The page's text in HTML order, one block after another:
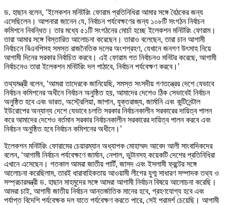
ড. হাছান বলেন, ‘ইলেকশন মনিটরিং ফোরাম প্রতিনিধিরা আমার সঙ্গে বৈঠকের জন্য
এসেছিলেন। আপনারা জানেন যে, নির্বাচন পর্যবেক্ষণের জন্য ১০৮টি সংগঠন নির্বাচন
কমিশনে নিবন্ধিত। তার মধ্যে ৫১টি সংগঠনের মোর্চা হচ্ছে ইলেকশন মনিটরিং ফোরাম।
তারা আমার সঙ্গে বিস্তারিত আলোচনা করেছেন। তারাও বলেছেন, তারা চান আগামী
নির্বাচনে বিএনপিসহ সমস্ত রাজনৈতিক দলের অংশগ্রহণ, যেখানে জনগণ উৎসাহ নিয়ে
আগামী দিনের সরকার নির্বাচিত করবে। এই ফোরাম গত নির্বাচনও মনিটর করেছে, আগামী
নির্বাচনেও তারা ইলেকশন মনিটরিং দল পাঠাবে, নির্বাচন পর্যবেক্ষণ করবে।’
তথ্যমন্ত্রী বলেন, ‘আমরা তাদেরকে জানিয়েছি, সমস্ত সংসদীয় গণতন্ত্রের দেশে যেভাবে
নির্বাচন কমিশনের অধীনে নির্বাচন অনুষ্ঠিত হয়, আমাদের দেশেও ঠিক সেভাবেই নির্বাচন
অনুষ্ঠিত হবে এবং ভারত, অস্ট্রেলিয়া, জাপান, যুক্তরাজ্য, জার্মানি এবং কন্টিনেন্টাল
ইউরোপের অন্যান্য দেশে যেভাবে চলতি সরকার নির্বাচনকালীন সরকারের দায়িত্ব পালন
করে আমাদের দেশেও বর্তমান সরকার নির্বাচনকালীন সরকারের দায়িত্ব পালন করবে এবং
নির্বাচন অনুষ্ঠিত হবে নির্বাচন কমিশনের অধীনে।’
ইলেকশন মনিটরিং ফোরামের চেয়ারম্যান অধ্যাপক মোহাম্মদ আবেদ আলী সাংবাদিকদের
বলেন, ‘আগামী নির্বাচন পর্যবেক্ষণে জার্মান, নেপাল, ভুটানসহ কয়েকটি দেশের প্রতিনিধিরা
এখানে এসেছেন। গতকাল আমরা জাতীয় পার্টি, জাসদ এবং ইসলামী ফ্রন্টের সঙ্গে
আলোচনা করেছিলাম, তারই ধারাবাহিকতায় আওয়ামী লীগের যুগ্ম সাধারণ সম্পাদক তথ্য ও
সম্প্রচারমন্ত্রী ড. হাছান মাহমুদের সঙ্গে আমরা আগামী নির্বাচন বিষয়ে আলোচনা করেছি।
আমরা চাই, আগামী জাতীয় নির্বাচন আন্তর্জাতিক মানের হবে, গ্রহণযোগ্য হবে এবং
পর্যাপ্ত বিদেশি পর্যবেক্ষক দল যাতে পর্যবেক্ষণ করতে পারে, সেই পরামর্শ চেয়েছি। আগামী